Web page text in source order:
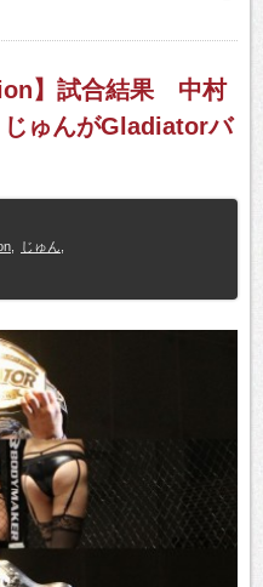
】試合結果 中村
じゅんがGladiatorバ
じゅん